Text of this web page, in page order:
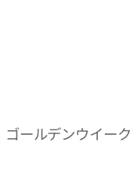
ゴールデンウイー